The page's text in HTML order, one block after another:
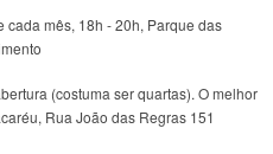
cada mês, 18h - 20h, Parque das
(costuma ser quartas). O melhor
Rua João das Regras 151